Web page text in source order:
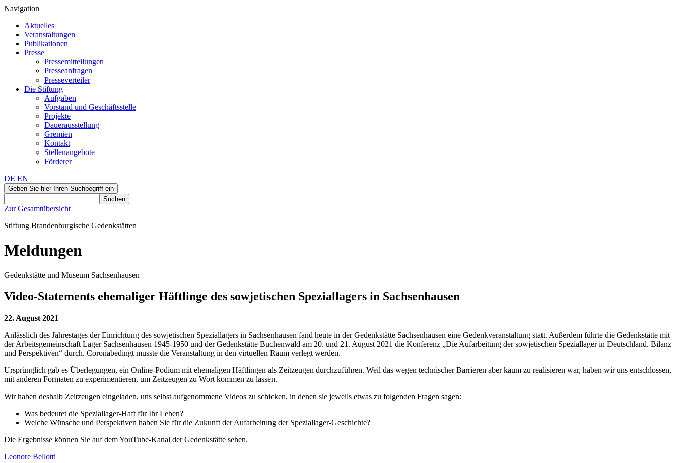
Navigation
Aktuelles
Veranstaltungen
Publikationen
Presse
Pressemitteilungen
Presseanfragen
Presseverteiler
Die Stiftung
Aufgaben
Vorstand und Geschäftsstelle
Projekte
Dauerausstellung
Gremien
Kontakt
Stellenangebote
Förderer
DE EN
Geben Sie hier Ihren Suchbegriff ein
Suchen
Zur Gesamtübersicht
Stiftung Brandenburgische Gedenkstätten
Meldungen
Gedenkstätte und Museum Sachsenhausen
Video-Statements ehemaliger Häftlinge des sowjetischen Speziallagers in Sachsenhausen
22. August 2021
Anlässlich des Jahrestages der Einrichtung des sowjetischen Speziallagers in Sachsenhausen fand heute in der Gedenkstätte Sachsenhausen eine Gedenkveranstaltung statt. Außerdem führte die Gedenkstätte mit
der Arbeitsgemeinschaft Lager Sachsenhausen 1945-1950 und der Gedenkstätte Buchenwald am 20. und 21. August 2021 die Konferenz „Die Aufarbeitung der sowjetischen Speziallager in Deutschland. Bilanz
und Perspektiven“ durch. Coronabedingt musste die Veranstaltung in den virtuellen Raum verlegt werden.
Ursprünglich gab es Überlegungen, ein Online-Podium mit ehemaligen Häftlingen als Zeitzeugen durchzuführen. Weil das wegen technischer Barrieren aber kaum zu realisieren war, haben wir uns entschlossen,
mit anderen Formaten zu experimentieren, um Zeitzeugen zu Wort kommen zu lassen.
Wir haben deshalb Zeitzeugen eingeladen, uns selbst aufgenommene Videos zu schicken, in denen sie jeweils etwas zu folgenden Fragen sagen:
Was bedeutet die Speziallager-Haft für Ihr Leben?
Welche Wünsche und Perspektiven haben Sie für die Zukunft der Aufarbeitung der Speziallager-Geschichte?
Die Ergebnisse können Sie auf dem YouTube-Kanal der Gedenkstätte sehen.
Leonore Bellotti